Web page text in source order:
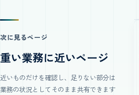
次に見るページ
重い業務に近いページ
近いものだけを確認し、足りない部分は
業務の状況としてそのまま共有できます